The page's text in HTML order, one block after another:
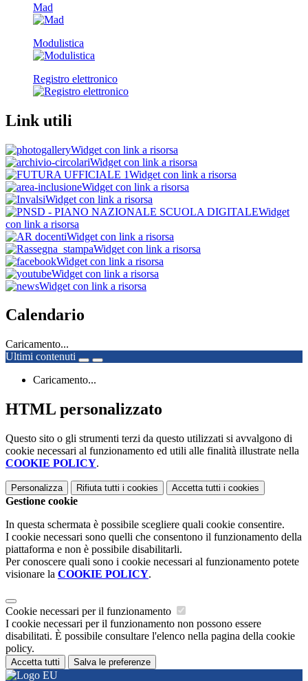
Mad
Modulistica
Registro elettronico
Link utili
Widget con link a risorsa
Widget con link a risorsa
Widget con link a risorsa
Widget con link a risorsa
Widget con link a risorsa
Widget
con link a risorsa
Widget con link a risorsa
Widget con link a risorsa
Widget con link a risorsa
Widget con link a risorsa
Widget con link a risorsa
Calendario
Caricamento...
Ultimi contenuti
Caricamento...
HTML personalizzato
Questo sito o gli strumenti terzi da questo utilizzati si avvalgono di
cookie necessari al funzionamento ed utili alle finalità illustrate nella
COOKIE POLICY.
Personalizza Rifiuta tutti i cookies Accetta tutti i cookies
Gestione cookie
In questa schermata è possibile scegliere quali cookie consentire.
I cookie necessari sono quelli che consentono il funzionamento della
piattaforma e non è possibile disabilitarli.
Per conoscere quali sono i cookie necessari al funzionamento potete
visionare la COOKIE POLICY.
Cookie necessari per il funzionamento
I cookie necessari per il funzionamento non possono essere
disabilitati. È possibile consultare l'elenco nella pagina della cookie
policy.
Accetta tutti Salva le preferenze